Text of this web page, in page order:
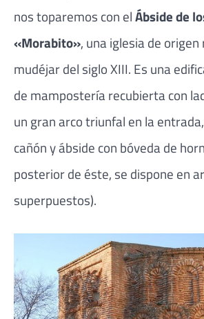
nos toparemos con elÁbside de
«Morabito», una iglesia de
mudéjar del siglo XIII. Es una
de mampostería recubierta con
un gran arco triunfal en la
cañón y ábside con bóveda de
posterior de éste, se dispone en
superpuestos).